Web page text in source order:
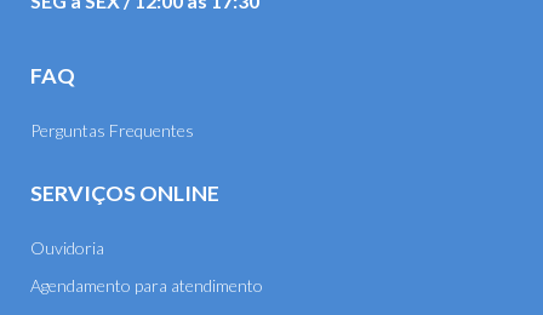
FAQ
Perguntas Frequentes
SERVIÇOS ONLINE
Ouvidoria
Agendamento para atendimento